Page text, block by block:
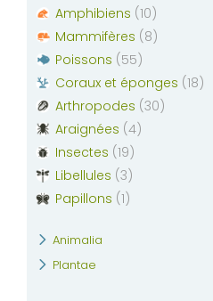
Amphibiens (10)
Mammifères (8)
Poissons (55)
Coraux et éponges (18)
Arthropodes (30)
Araignées (4)
Insectes (19)
Libellules (3)
Papillons (1)
Animalia
Plantae